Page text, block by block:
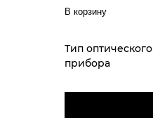
В корзину
Тип оптического
прибора